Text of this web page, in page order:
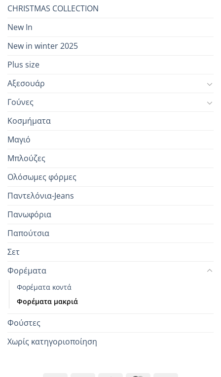
CHRISTMAS COLLECTION
New In
New in winter 2025
Plus size
Αξεσουάρ
Γούνες
Κοσμήματα
Μαγιό
Μπλούζες
Ολόσωμες φόρμες
Παντελόνια-Jeans
Πανωφόρια
Παπούτσια
Σετ
Φορέματα
Φορέματα κοντά
Φορέματα μακριά
Φούστες
Χωρίς κατηγοριοποίηση